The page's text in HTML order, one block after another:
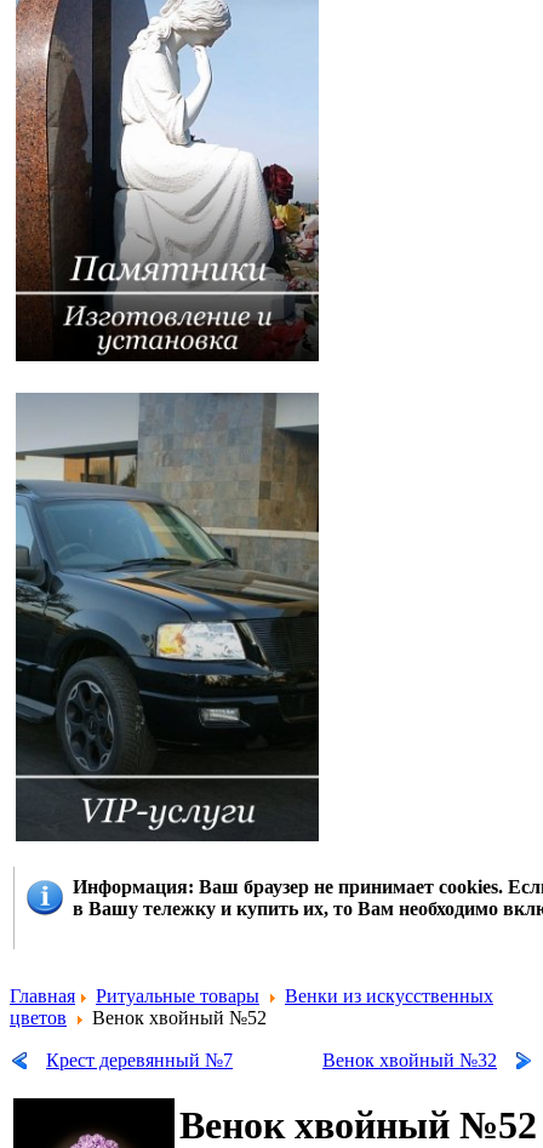
Информация: Ваш браузер не принимает cookies.
в Вашу тележку и купить их, то Вам необходимо
Главная Ритуальные товары
Венки из искусственных
цветов
Венок хвойный №52
Крест деревянный №7 Венок хвойный №32
Венок хвойный №52